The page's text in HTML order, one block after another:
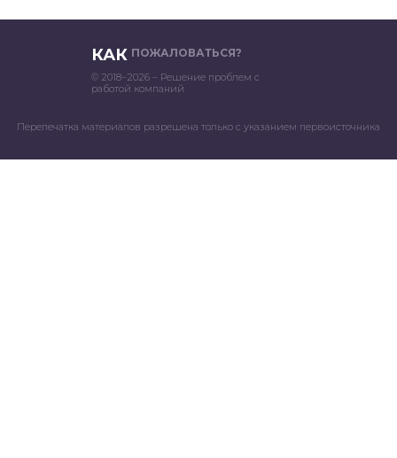
КАК ПОЖАЛОВАТЬСЯ?
© 2018–2026 – Решение проблем с
работой компаний
Перепечатка материалов разрешена только с указанием первоисточника